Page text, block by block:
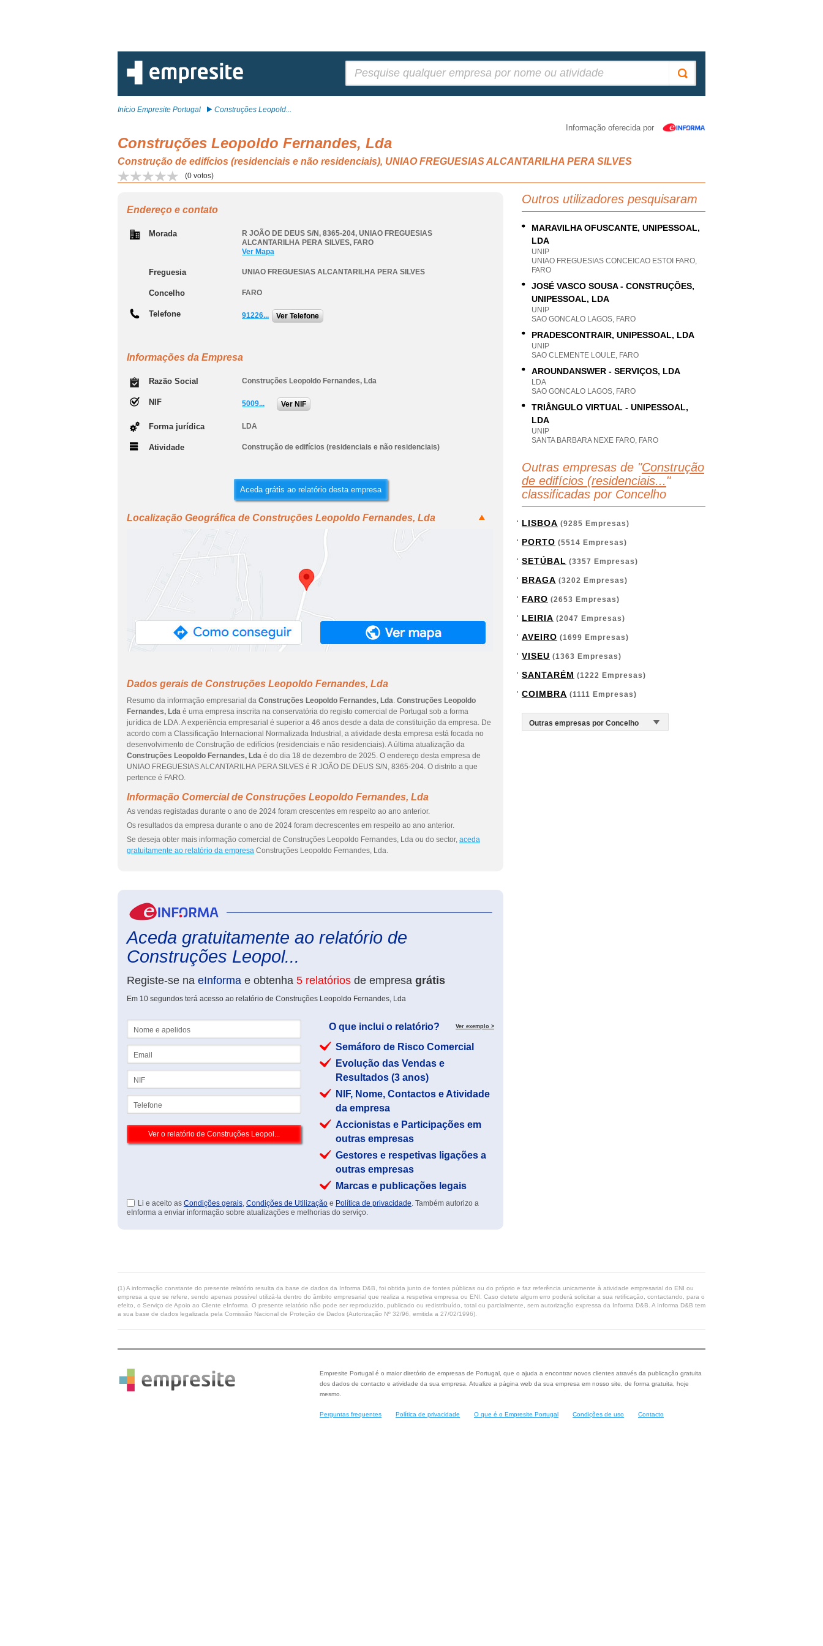
Início Empresite Portugal Construções Leopold...
Informação oferecida por
Construções Leopoldo Fernandes, Lda
Construção de edifícios (residenciais e não residenciais), UNIAO FREGUESIAS ALCANTARILHA PERA SILVES
(0 votos)
Endereço e contato
Morada R JOÃO DE DEUS S/N, 8365-204, UNIAO FREGUESIAS
ALCANTARILHA PERA SILVES, FARO
Ver Mapa
Freguesia UNIAO FREGUESIAS ALCANTARILHA PERA SILVES
Concelho FARO
Telefone 91226... Ver Telefone
Informações da Empresa
Razão Social Construções Leopoldo Fernandes, Lda
NIF 5009... Ver NIF
Forma jurídica LDA
Atividade Construção de edifícios (residenciais e não residenciais)
Aceda grátis ao relatório desta empresa
Localização Geográfica de Construções Leopoldo Fernandes, Lda
Dados gerais de Construções Leopoldo Fernandes, Lda
Resumo da informação empresarial da Construções Leopoldo Fernandes, Lda. Construções Leopoldo
Fernandes, Lda é uma empresa inscrita na conservatória do registo comercial de Portugal sob a forma
jurídica de LDA. A experiência empresarial é superior a 46 anos desde a data de constituição da empresa. De
acordo com a Classificação Internacional Normalizada Industrial, a atividade desta empresa está focada no
desenvolvimento de Construção de edifícios (residenciais e não residenciais). A última atualização da
Construções Leopoldo Fernandes, Lda é do dia 18 de dezembro de 2025. O endereço desta empresa de
UNIAO FREGUESIAS ALCANTARILHA PERA SILVES é R JOÃO DE DEUS S/N, 8365-204. O distrito a que
pertence é FARO.
Informação Comercial de Construções Leopoldo Fernandes, Lda
As vendas registadas durante o ano de 2024 foram crescentes em respeito ao ano anterior.
Os resultados da empresa durante o ano de 2024 foram decrescentes em respeito ao ano anterior.
Se deseja obter mais informação comercial de Construções Leopoldo Fernandes, Lda ou do sector, aceda
gratuitamente ao relatório da empresa Construções Leopoldo Fernandes, Lda.
Aceda gratuitamente ao relatório de
Construções Leopol...
Registe-se na eInforma e obtenha 5 relatórios de empresa grátis
Em 10 segundos terá acesso ao relatório de Construções Leopoldo Fernandes, Lda
O que inclui o relatório? Ver exemplo >
Semáforo de Risco Comercial
Evolução das Vendas e
Resultados (3 anos)
NIF, Nome, Contactos e Atividade
da empresa
Accionistas e Participações em
outras empresas
Gestores e respetivas ligações a
outras empresas
Marcas e publicações legais
Li e aceito as Condições gerais, Condições de Utilização e Política de privacidade. Também autorizo a
eInforma a enviar informação sobre atualizações e melhorias do serviço.
Outros utilizadores pesquisaram
MARAVILHA OFUSCANTE, UNIPESSOAL,
LDA
UNIP
UNIAO FREGUESIAS CONCEICAO ESTOI FARO,
FARO
JOSÉ VASCO SOUSA - CONSTRUÇÕES,
UNIPESSOAL, LDA
UNIP
SAO GONCALO LAGOS, FARO
PRADESCONTRAIR, UNIPESSOAL, LDA
UNIP
SAO CLEMENTE LOULE, FARO
AROUNDANSWER - SERVIÇOS, LDA
LDA
SAO GONCALO LAGOS, FARO
TRIÂNGULO VIRTUAL - UNIPESSOAL,
LDA
UNIP
SANTA BARBARA NEXE FARO, FARO
Outras empresas de "Construção
de edifícios (residenciais... "
classificadas por Concelho
LISBOA (9285 Empresas)
PORTO (5514 Empresas)
SETÚBAL (3357 Empresas)
BRAGA (3202 Empresas)
FARO (2653 Empresas)
LEIRIA (2047 Empresas)
AVEIRO (1699 Empresas)
VISEU (1363 Empresas)
SANTARÉM (1222 Empresas)
COIMBRA (1111 Empresas)
(1) A informação constante do presente relatório resulta da base de dados da Informa D&B, foi obtida junto de fontes públicas ou do próprio e faz referência unicamente à atividade empresarial do ENI ou
empresa a que se refere, sendo apenas possível utilizá-la dentro do âmbito empresarial que realiza a respetiva empresa ou ENI. Caso detete algum erro poderá solicitar a sua retificação, contactando, para o
efeito, o Serviço de Apoio ao Cliente eInforma. O presente relatório não pode ser reproduzido, publicado ou redistribuído, total ou parcialmente, sem autorização expressa da Informa D&B. A Informa D&B tem
a sua base de dados legalizada pela Comissão Nacional de Proteção de Dados (Autorização Nº 32/96, emitida a 27/02/1996).
Empresite Portugal é o maior diretório de empresas de Portugal, que o ajuda a encontrar novos clientes através da publicação gratuita
dos dados de contacto e atividade da sua empresa. Atualize a página web da sua empresa em nosso site, de forma gratuita, hoje
mesmo.
Perguntas frequentes Política de privacidade O que é o Empresite Portugal Condições de uso Contacto